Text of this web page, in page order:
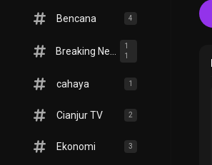
Bencana 4
1
1
cahaya 1
Cianjur TV 2
Ekonomi 3